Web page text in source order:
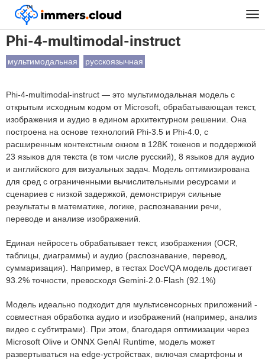
™
Главная Модели Phi-4-multimodal-instruct
Phi-4-multimodal-instruct
мультимодальная русскоязычная
Phi-4-multimodal-instruct — это мультимодальная модель с
открытым исходным кодом от Microsoft, обрабатывающая текст,
изображения и аудио в едином архитектурном решении. Она
построена на основе технологий Phi-3.5 и Phi-4.0, с
расширенным контекстным окном в 128K токенов и поддержкой
23 языков для текста (в том числе русский), 8 языков для аудио
и английского для визуальных задач. Модель оптимизирована
для сред с ограниченными вычислительными ресурсами и
сценариев с низкой задержкой, демонстрируя сильные
результаты в математике, логике, распознавании речи,
переводе и анализе изображений.
Единая нейросеть обрабатывает текст, изображения (OCR,
таблицы, диаграммы) и аудио (распознавание, перевод,
суммаризация). Например, в тестах DocVQA модель достигает
93.2% точности, превосходя Gemini-2.0-Flash (92.1%)
Модель идеально подходит для мультисенсорных приложений -
совместная обработка аудио и изображений (например, анализ
видео с субтитрами). При этом, благодаря оптимизации через
Microsoft Olive и ONNX GenAI Runtime, модель может
развертываться на edge-устройствах, включая смартфоны и